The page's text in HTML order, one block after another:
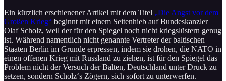
Ein kürzlich erschienener Artikel mit dem Titel „Die Angst vor dem
Großen Krieg“ beginnt mit einem Seitenhieb auf Bundeskanzler
Olaf Scholz, weil der für den Spiegel noch nicht kriegslüstern genug
ist. Während namentlich nicht genannte Vertreter der baltischen
Staaten Berlin im Grunde erpressen, indem sie drohen, die NATO in
einen offenen Krieg mit Russland zu ziehen, ist für den Spiegel das
Problem nicht der Versuch der Balten, Deutschland unter Druck zu
setzen, sondern Scholz‘s Zögern, sich sofort zu unterwerfen.